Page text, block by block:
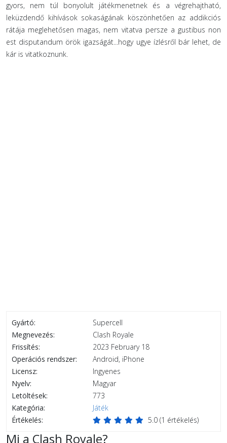
gyors, nem túl bonyolult játékmenetnek és a végrehajtható,
leküzdendő kihívások sokaságának köszönhetően az addikciós
rátája meglehetősen magas, nem vitatva persze a gustibus non
est disputandum örök igazságát...hogy ugye ízlésről bár lehet, de
kár is vitatkoznunk.
Gyártó:
Supercell
Megnevezés:
Clash Royale
Frissítés:
2023 February 18
Operációs rendszer:
Android, iPhone
Licensz:
Ingyenes
Nyelv:
Magyar
Letöltések:
773
Kategória:
Játék
Értékelés:
5.0 (1 értékelés)
Mi a Clash Royale?